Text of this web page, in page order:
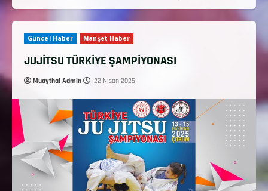
Güncel Haber Manşet Haber
JUJİTSU TÜRKİYE ŞAMPİYONASI
Muaythai Admin 22 Nisan 2025